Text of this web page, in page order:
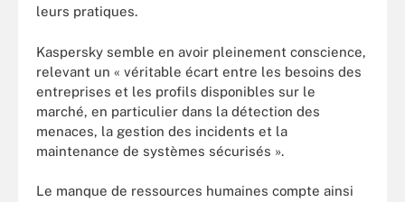
leurs pratiques.
Kaspersky semble en avoir pleinement conscience,
relevant un « véritable écart entre les besoins des
entreprises et les profils disponibles sur le
marché, en particulier dans la détection des
menaces, la gestion des incidents et la
maintenance de systèmes sécurisés ».
Le manque de ressources humaines compte ainsi